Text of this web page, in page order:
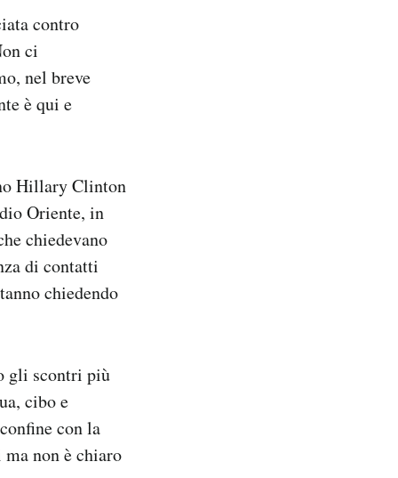
contro
ci
nel breve
è qui e
Hillary Clinton
Oriente, in
chiedevano
di contatti
chiedendo
gli scontri più
cibo e
con la
non è chiaro